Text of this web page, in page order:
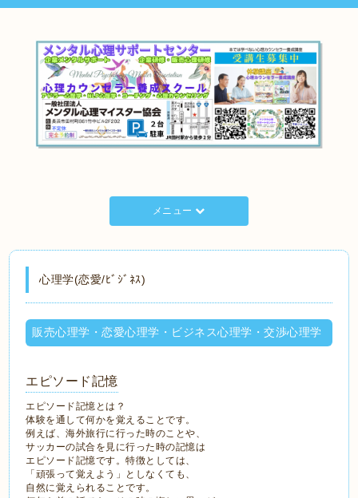
メニュー
心理学(恋愛/ﾋﾞｼﾞﾈｽ)
販売心理学・恋愛心理学・ビジネス心理学・交渉心理学
エピソード記憶
エピソード記憶とは？
体験を通して何かを覚えることです。
例えば、海外旅行に行った時のことや、
サッカーの試合を見に行った時の記憶は
エピソード記憶です。特徴としては、
「頑張って覚えよう」としなくても、
自然に覚えられることです。